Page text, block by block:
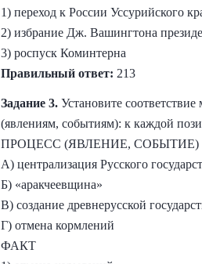
1) переход к России Уссурийского
2) избрание Дж. Вашингтона
3) роспуск Коминтерна
Правильный ответ: 213
Задание 3. Установите
(явлениям, событиям): к каждой
ПРОЦЕСС (ЯВЛЕНИЕ, СОБЫТИЕ)
А) централизация Русского
Б) «аракчеевщина»
В) создание древнерусской
Г) отмена кормлений
ФАКТ